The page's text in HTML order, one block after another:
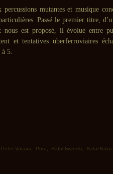
mutantes et musique
Passé le premier titre,
est proposé, il évolue entre
et tentatives überferroviaires
à 5.
Peter Votava Pure Rafal Iwanski Rafal